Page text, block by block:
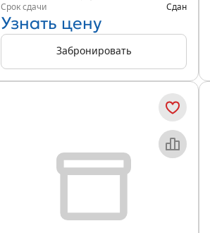
Срок сдачи
Сдан
Узнать цену
Забронировать